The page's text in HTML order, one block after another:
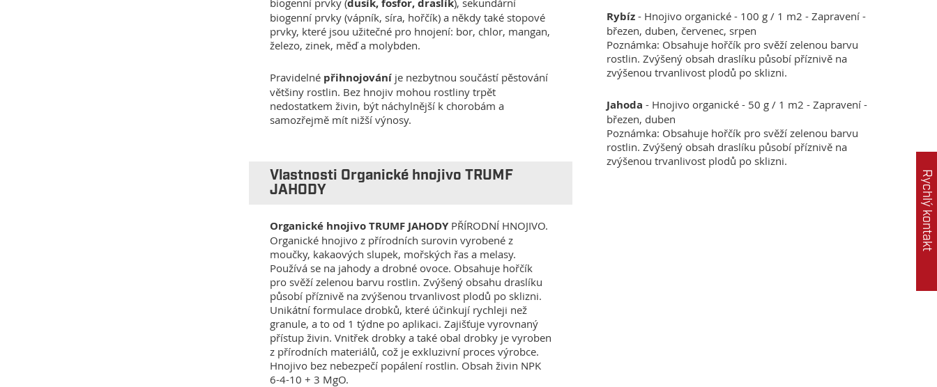
biogenní prvky (dusík, fosfor, draslík), sekundární
biogenní prvky (vápník, síra, hořčík) a někdy také stopové
prvky, které jsou užitečné pro hnojení: bor, chlor, mangan,
železo, zinek, měď a molybden.
Pravidelné přihnojováníje nezbytnou součástí pěstování
většiny rostlin. Bez hnojiv mohou rostliny trpět
nedostatkem živin, být náchylnější k chorobám a
samozřejmě mít nižší výnosy.
Vlastnosti Organické hnojivo TRUMF
JAHODY
Organické hnojivo TRUMF JAHODY PŘÍRODNÍ HNOJIVO.
Organické hnojivo z přírodních surovin vyrobené z
moučky, kakaových slupek, mořských řas a melasy.
Používá se na jahody a drobné ovoce. Obsahuje hořčík
pro svěží zelenou barvu rostlin. Zvýšený obsahu draslíku
působí příznivě na zvýšenou trvanlivost plodů po sklizni.
Unikátní formulace drobků, které účinkují rychleji než
granule, a to od 1 týdne po aplikaci. Zajišťuje vyrovnaný
přístup živin. Vnitřek drobky a také obal drobky je vyroben
z přírodních materiálů, což je exkluzivní proces výrobce.
Hnojivo bez nebezpečí popálení rostlin. Obsah živin NPK
6-4-10 + 3 MgO.
Rybíz- Hnojivo organické - 100 g / 1 m2 - Zapravení -
březen, duben, červenec, srpen
Poznámka: Obsahuje hořčík pro svěží zelenou barvu
rostlin. Zvýšený obsah draslíku působí příznivě na
zvýšenou trvanlivost plodů po sklizni.
Jahoda - Hnojivo organické - 50 g / 1 m2 - Zapravení -
březen, duben
Poznámka: Obsahuje hořčík pro svěží zelenou barvu
rostlin. Zvýšený obsah draslíku působí příznivě na
zvýšenou trvanlivost plodů po sklizni.
Rychlý kontakt